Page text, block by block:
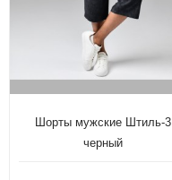
Шорты мужские Штиль-3
черный